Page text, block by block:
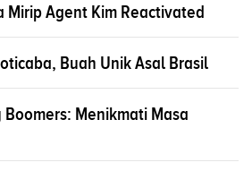
Mirip Agent Kim Reactivated
Buah Unik Asal Brasil
Boomers: Menikmati Masa